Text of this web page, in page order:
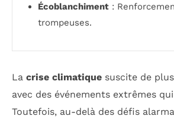
Écoblanchiment :
trompeuses.
La crise climatique suscite de
avec des événements extrêmes
Toutefois, au-delà des défis